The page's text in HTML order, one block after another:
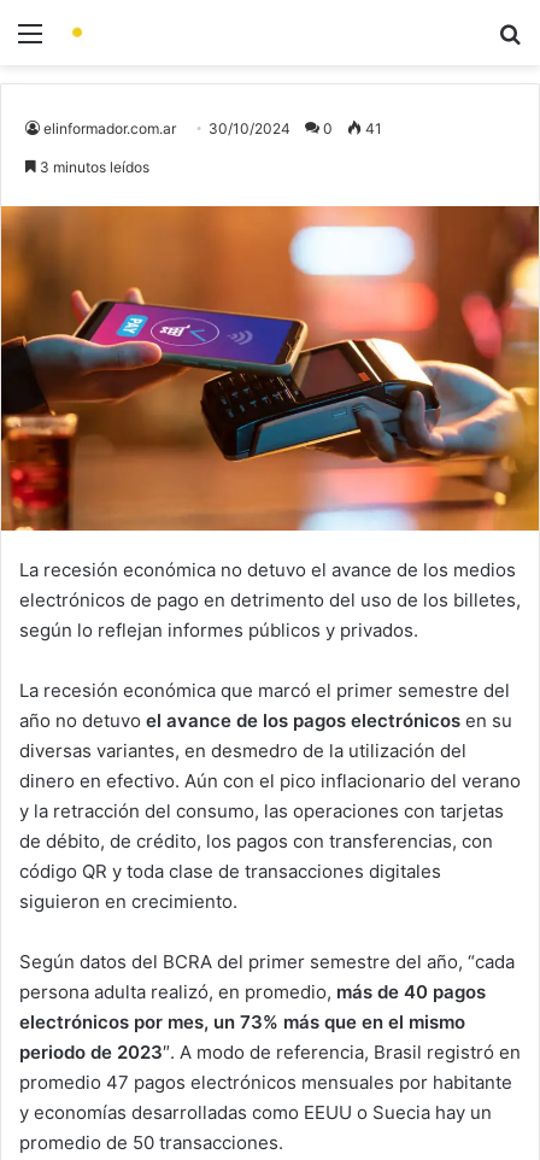
elinformador.com.ar 30/10/2024 0 41
3 minutos leídos
La recesión económica no detuvo el avance de los medios
electrónicos de pago en detrimento del uso de los billetes,
según lo reflejan informes públicos y privados.
La recesión económica que marcó el primer semestre del
año no detuvo el avance de los pagos electrónicos en su
diversas variantes, en desmedro de la utilización del
dinero en efectivo. Aún con el pico inflacionario del verano
y la retracción del consumo, las operaciones con tarjetas
de débito, de crédito, los pagos con transferencias, con
código QR y toda clase de transacciones digitales
siguieron en crecimiento.
Según datos del BCRA del primer semestre del año, “cada
persona adulta realizó, en promedio, más de 40 pagos
electrónicos por mes, un 73% más que en el mismo
periodo de 2023″. A modo de referencia, Brasil registró en
promedio 47 pagos electrónicos mensuales por habitante
y economías desarrolladas como EEUU o Suecia hay un
promedio de 50 transacciones.